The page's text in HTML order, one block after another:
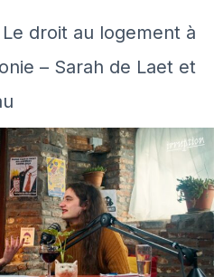
droit au logement à
– Sarah de Laet et